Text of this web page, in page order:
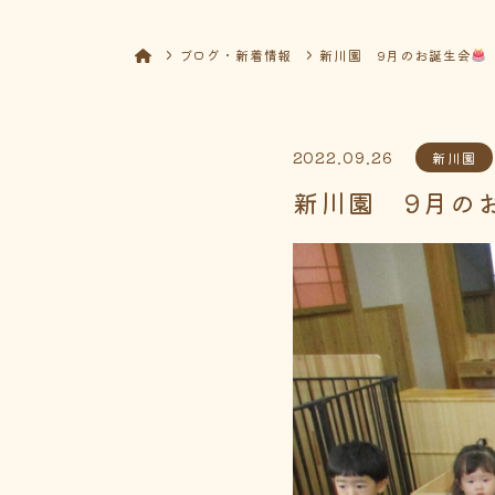
ブログ・新着情報 新川園 9月のお誕生会
2022.09.26 新川園
新川園 9月の